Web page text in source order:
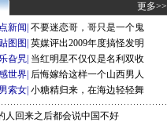
更多>>
新闻 不要迷恋哥，哥只是一个鬼
图图 英媒评出2009年度搞怪发明
旮旯 当红明星不仅仅是名利双收
世界 后悔嫁给这样一个山西男人
索女 小糖精归来，在海边轻轻舞
人回来之后都会说中国不好